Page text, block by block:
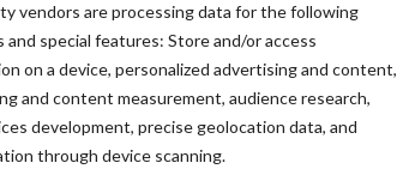
vendors are processing data for the following
and special features: Store and/or access
on a device, personalized advertising and content,
and content measurement, audience research,
development, precise geolocation data, and
through device scanning.
“Onderzoek naar
AVP-vaccin boekt
vooruitgang”